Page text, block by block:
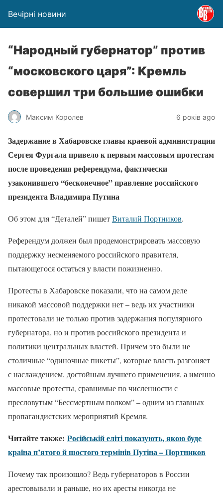
Вечірні новини
“Народный губернатор” против
“московского царя”: Кремль
совершил три большие ошибки
Максим Королев 6 років ago
Задержание в Хабаровске главы краевой администрации
Сергея Фургала привело к первым массовым протестам
после проведения референдума, фактически
узаконившего “бесконечное” правление российского
президента Владимира Путина
Об этом для “Деталей” пишетВиталий Портников.
Референдум должен был продемонстрировать массовую
поддержку несменяемого российского правителя,
пытающегося остаться у власти пожизненно.
Протесты в Хабаровске показали, что на самом деле
никакой массовой поддержки нет – ведь их участники
протестовали не только против задержания популярного
губернатора, но и против российского президента и
политики центральных властей. Причем это были не
столичные “одиночные пикеты”, которые власть разгоняет
с наслаждением, достойным лучшего применения, а именно
массовые протесты, сравнимые по численности с
пресловутым “Бессмертным полком” – одним из главных
пропагандистских мероприятий Кремля.
Читайте также: Російській еліті показують, якою буде
країна п’ятого й шостого термінів Путіна – Портников
Почему так произошло? Ведь губернаторов в России
арестовывали и раньше, но их аресты никогда не